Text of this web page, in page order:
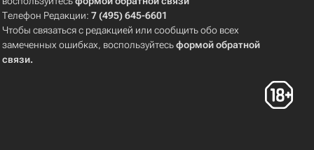
Телефон Редакции:7 (495) 645-6601
Чтобы связаться с редакцией или сообщить обо всех
замеченных ошибках, воспользуйтесьформой обратной
связи.